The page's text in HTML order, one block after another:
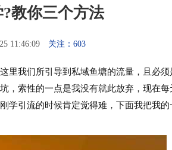
教你三个方法
11:46:09 关注：603
我们所引导到私域鱼塘的流量，且必须
索性的一点是我没有就此放弃，现在每
学引流的时候肯定觉得难，下面我把我的